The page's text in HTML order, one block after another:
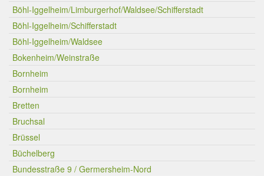
Böhl-Iggelheim/Limburgerhof/Waldsee/Schifferstadt
Böhl-Iggelheim/Schifferstadt
Böhl-Iggelheim/Waldsee
Bokenheim/Weinstraße
Bornheim
Bornheim
Bretten
Bruchsal
Brüssel
Büchelberg
Bundesstraße 9 / Germersheim-Nord